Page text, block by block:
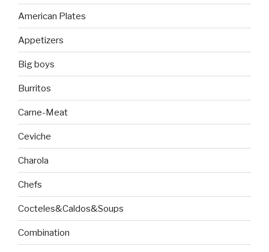
American Plates
Appetizers
Big boys
Burritos
Carne-Meat
Ceviche
Charola
Chefs
Cocteles&Caldos&Soups
Combination